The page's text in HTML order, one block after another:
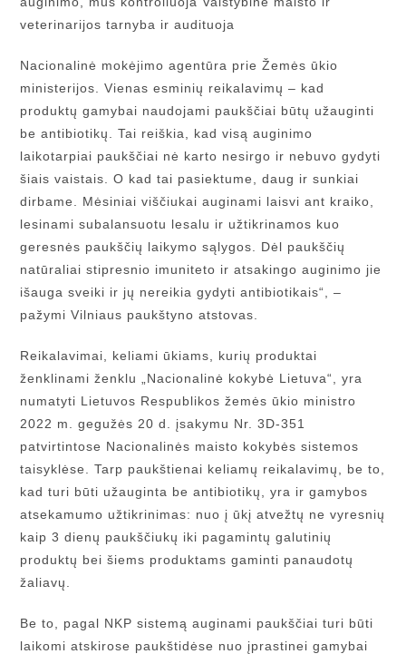
veterinarijos tarnyba ir audituoja
Nacionalinė mokėjimo agentūra prie Žemės ūkio
ministerijos. Vienas esminių reikalavimų – kad
produktų gamybai naudojami paukščiai būtų užauginti
be antibiotikų. Tai reiškia, kad visą auginimo
laikotarpiai paukščiai nė karto nesirgo ir nebuvo gydyti
šiais vaistais. O kad tai pasiektume, daug ir sunkiai
dirbame. Mėsiniai viščiukai auginami laisvi ant kraiko,
lesinami subalansuotu lesalu ir užtikrinamos kuo
geresnės paukščių laikymo sąlygos. Dėl paukščių
natūraliai stipresnio imuniteto ir atsakingo auginimo jie
išauga sveiki ir jų nereikia gydyti antibiotikais“, –
pažymi Vilniaus paukštyno atstovas.
Reikalavimai, keliami ūkiams, kurių produktai
ženklinami ženklu „Nacionalinė kokybė Lietuva“, yra
numatyti Lietuvos Respublikos žemės ūkio ministro
2022 m. gegužės 20 d. įsakymu Nr. 3D-351
patvirtintose Nacionalinės maisto kokybės sistemos
taisyklėse. Tarp paukštienai keliamų reikalavimų, be to,
kad turi būti užauginta be antibiotikų, yra ir gamybos
atsekamumo užtikrinimas: nuo į ūkį atvežtų ne vyresnių
kaip 3 dienų paukščiukų iki pagamintų galutinių
produktų bei šiems produktams gaminti panaudotų
žaliavų.
Be to, pagal NKP sistemą auginami paukščiai turi būti
laikomi atskirose paukštidėse nuo įprastinei gamybai